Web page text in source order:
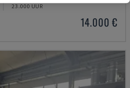
23.000 UUR
14.000 €